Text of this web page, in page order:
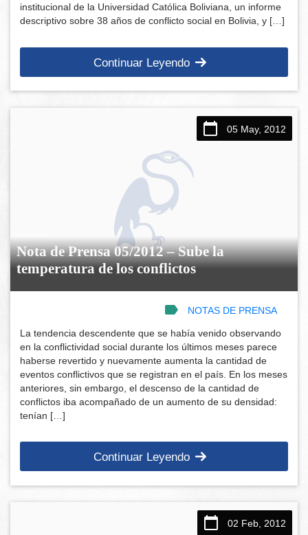
institucional de la Universidad Católica Boliviana, un informe
descriptivo sobre 38 años de conflicto social en Bolivia, y […]
Continuar Leyendo
05 May, 2012
Nota de Prensa 05/2012 – Sube la
temperatura de los conflictos
NOTAS DE PRENSA
La tendencia descendente que se había venido observando
en la conflictividad social durante los últimos meses parece
haberse revertido y nuevamente aumenta la cantidad de
eventos conflictivos que se registran en el país. En los meses
anteriores, sin embargo, el descenso de la cantidad de
conflictos iba acompañado de un aumento de su densidad:
tenían […]
Continuar Leyendo
02 Feb, 2012